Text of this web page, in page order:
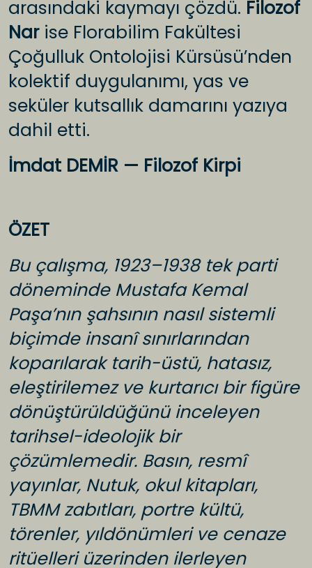
arasındaki kaymayı çözdü. Filozof
Narise Florabilim Fakültesi
Çoğulluk Ontolojisi Kürsüsü’nden
kolektif duygulanımı, yas ve
seküler kutsallık damarını yazıya
dahil etti.
İmdat DEMİR — Filozof Kirpi
ÖZET
Bu çalışma, 1923–1938 tek parti
döneminde Mustafa Kemal
Paşa’nın şahsının nasıl sistemli
biçimde insanî sınırlarından
koparılarak tarih-üstü, hatasız,
eleştirilemez ve kurtarıcı bir figüre
dönüştürüldüğünü inceleyen
tarihsel-ideolojik bir
çözümlemedir. Basın, resmî
yayınlar, Nutuk, okul kitapları,
TBMM zabıtları, portre kültü,
törenler, yıldönümleri ve cenaze
ritüelleri üzerinden ilerleyen